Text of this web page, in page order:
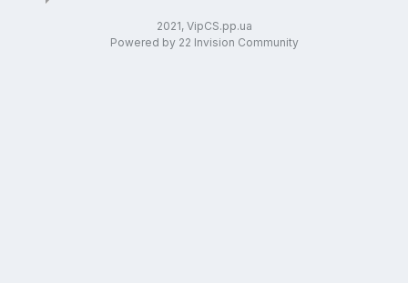
2021, VipCS.pp.ua
Powered by 22 Invision Community